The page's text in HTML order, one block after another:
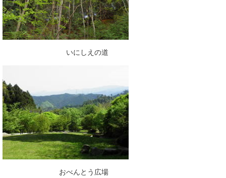
いにしえの道
おべんとう広場